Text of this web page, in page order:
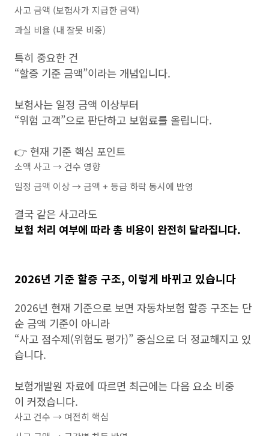
사고 금액 (보험사가 지급한 금액)
과실 비율 (내 잘못 비중)
특히 중요한 건
“할증 기준 금액”이라는 개념입니다.
보험사는 일정 금액 이상부터
“위험 고객”으로 판단하고 보험료를 올립니다.
👉 현재 기준 핵심 포인트
소액 사고 → 건수 영향
일정 금액 이상 → 금액 + 등급 하락 동시에 반영
결국 같은 사고라도
보험 처리 여부에 따라 총 비용이 완전히 달라집니다.
2026년 기준 할증 구조, 이렇게 바뀌고 있습니다
2026년 현재 기준으로 보면 자동차보험 할증 구조는 단
순 금액 기준이 아니라
“사고 점수제(위험도 평가)” 중심으로 더 정교해지고 있
습니다.
보험개발원 자료에 따르면 최근에는 다음 요소 비중
이 커졌습니다.
사고 건수 → 여전히 핵심